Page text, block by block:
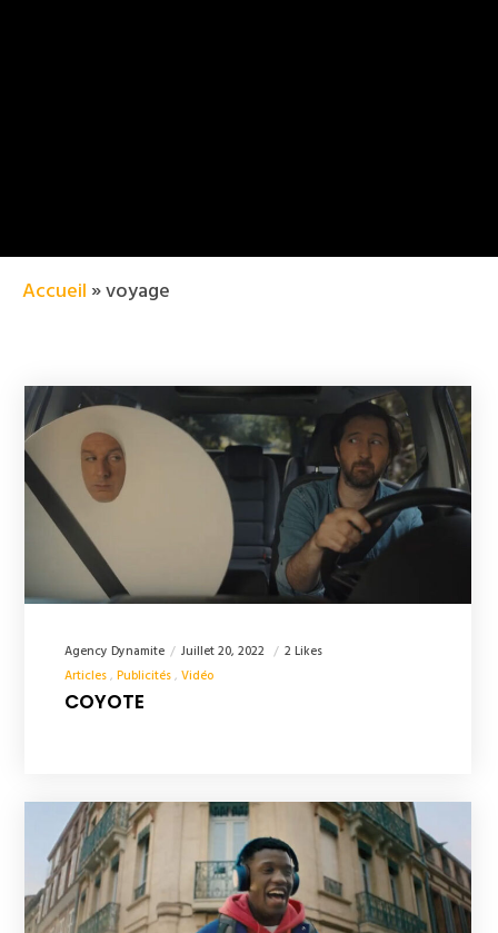
Accueil »voyage
Agency Dynamite Juillet 20, 2022
2 Likes
Articles Publicités Vidéo
COYOTE